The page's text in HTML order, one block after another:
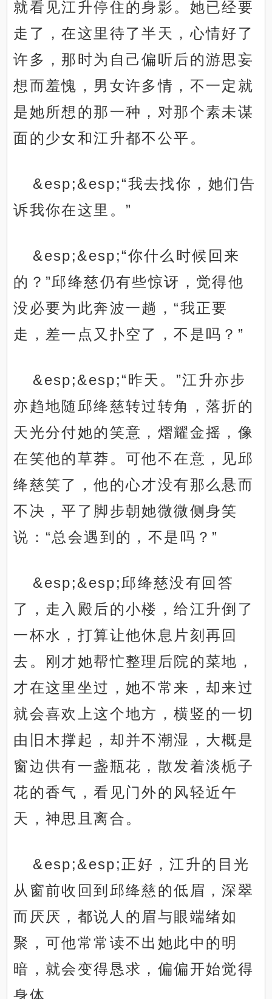
就看见江升停住的身影。她已经要
走了，在这里待了半天，心情好了
许多，那时为自己偏听后的游思妄
想而羞愧，男女许多情，不一定就
是她所想的那一种，对那个素未谋
面的少女和江升都不公平。
&esp;&esp;“我去找你，她们告
诉我你在这里。”
&esp;&esp;“你什么时候回来
的？”邱绛慈仍有些惊讶，觉得他
没必要为此奔波一趟，“我正要
走，差一点又扑空了，不是吗？”
&esp;&esp;“昨天。”江升亦步
亦趋地随邱绛慈转过转角，落折的
天光分付她的笑意，熠耀金摇，像
在笑他的草莽。可他不在意，见邱
绛慈笑了，他的心才没有那么悬而
不决，平了脚步朝她微微侧身笑
说：“总会遇到的，不是吗？”
&esp;&esp;邱绛慈没有回答
了，走入殿后的小楼，给江升倒了
一杯水，打算让他休息片刻再回
去。刚才她帮忙整理后院的菜地，
才在这里坐过，她不常来，却来过
就会喜欢上这个地方，横竖的一切
由旧木撑起，却并不潮湿，大概是
窗边供有一盏瓶花，散发着淡栀子
花的香气，看见门外的风轻近午
天，神思且离合。
&esp;&esp;正好，江升的目光
从窗前收回到邱绛慈的低眉，深翠
而厌厌，都说人的眉与眼端绪如
聚，可他常常读不出她此中的明
暗，就会变得恳求，偏偏开始觉得
身体